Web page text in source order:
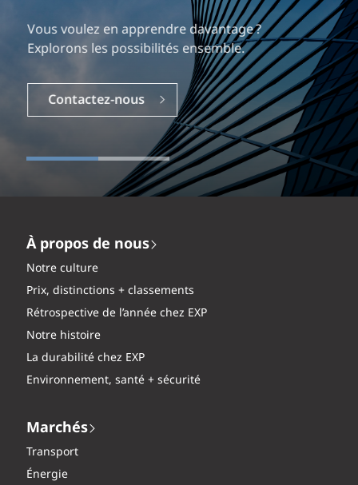
Notre expérience est ce qui nous différencie.
Explorez une carrière dynamique et gratifiante
chez EXP.
Carrières
À propos de nous
Notre culture
Prix, distinctions + classements
Rétrospective de l’année chez EXP
Notre histoire
La durabilité chez EXP
Environnement, santé + sécurité
Marchés
Transport
Énergie